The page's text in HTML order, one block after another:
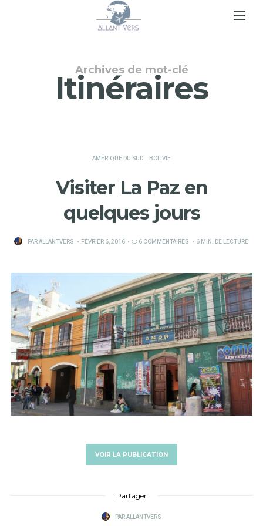
Archives de mot-clé
Itinéraires
AMÉRIQUE DU SUD BOLIVIE
Visiter La Paz en
quelques jours
PARALLANTVERS
PUBLIÉ
FÉVRIER 6, 2016 6 COMMENTAIRES 6 MIN. DE LECTURE
VOIR LA PUBLICATION
Partager
PARALLANTVERS